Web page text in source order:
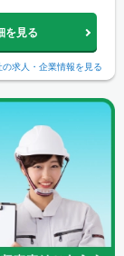
安佐南区・南
を見る
の求人・企業情報を見る